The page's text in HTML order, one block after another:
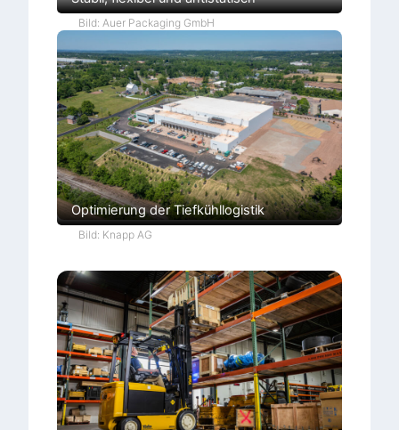
Bild: Auer Packaging GmbH
Optimierung der Tiefkühllogistik
Bild: Knapp AG